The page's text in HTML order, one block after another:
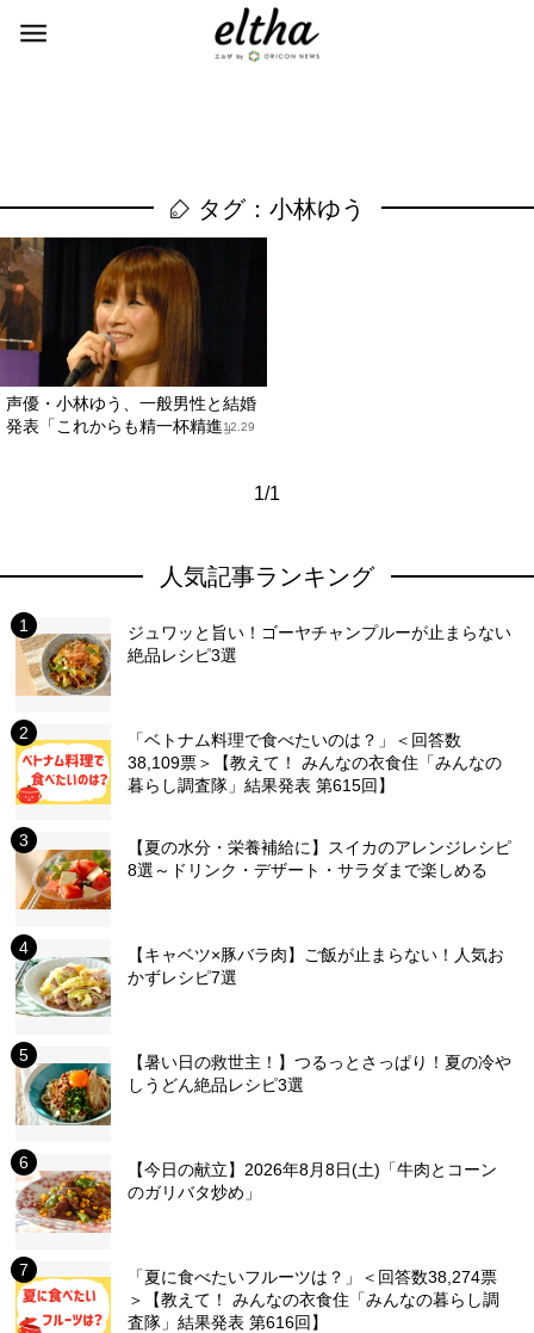
タグ：小林ゆう
声優・小林ゆう、一般男性と結婚
発表「これからも精一杯精進」
2017.12.29
1/1
人気記事ランキング
ジュワッと旨い！ゴーヤチャンプルーが止まらない
絶品レシピ3選
「ベトナム料理で食べたいのは？」＜回答数
38,109票＞【教えて！ みんなの衣食住「みんなの
暮らし調査隊」結果発表 第615回】
【夏の水分・栄養補給に】スイカのアレンジレシピ
8選～ドリンク・デザート・サラダまで楽しめる
【キャベツ×豚バラ肉】ご飯が止まらない！人気お
かずレシピ7選
【暑い日の救世主！】つるっとさっぱり！夏の冷や
しうどん絶品レシピ3選
【今日の献立】2026年8月8日(土)「牛肉とコーン
のガリバタ炒め」
「夏に食べたいフルーツは？」＜回答数38,274票
＞【教えて！ みんなの衣食住「みんなの暮らし調
査隊」結果発表 第616回】